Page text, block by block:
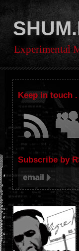
Experimental
Keep in touch
Subscribe by